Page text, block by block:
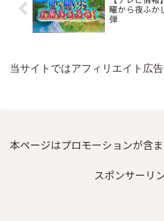
曜から夜ふか
弾
当サイトではアフィリエイト広
本ページはプロモーションが含
スポンサーリ